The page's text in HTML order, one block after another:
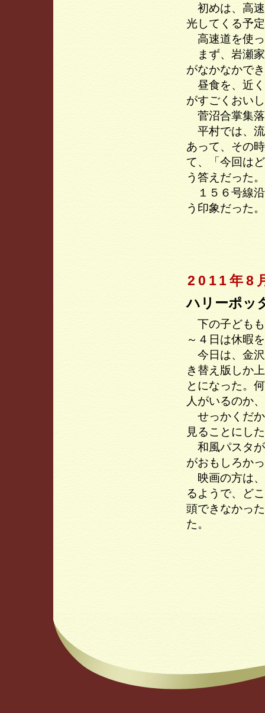
初めは、高速
光してくる予
高速道を使っ
まず、岩瀬家
がなかなかで
昼食を、近く
がすごくおい
菅沼合掌集落
平村では、流
あって、その
て、「今回は
う答えだった。
１５６号線沿
う印象だった。
2011年8
ハリーポッ
下の子どもも
～４日は休暇
今日は、金沢
き替え版しか
とになった。
人がいるのか
せっかくだか
見ることにし
和風パスタが
がおもしろか
映画の方は、
るようで、ど
頭できなかっ
た。